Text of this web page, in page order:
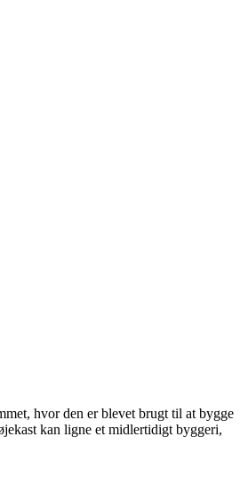
hvor den er blevet brugt til at bygge
kan ligne et midlertidigt byggeri,